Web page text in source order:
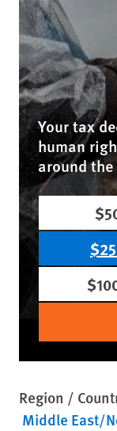
Your tax
human
around
Region /
Middle East/